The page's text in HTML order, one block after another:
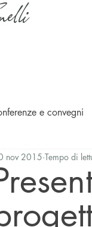
e convegni
nov 2015 Tempo di